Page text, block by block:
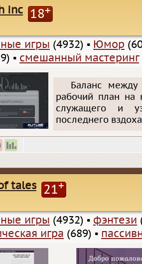
inc 18+
игры (4932) ▪ Юмор
▪ смешанный мастеринг
Баланс
рабочий план на
служащего и
последнего
tales 21+
игры (4932) ▪ фэнтези
игра (689) ▪